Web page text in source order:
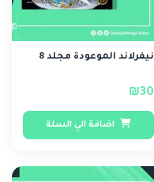
نيفرلاند الموعودة مجلد 8
₪30
اضافة الي السلة